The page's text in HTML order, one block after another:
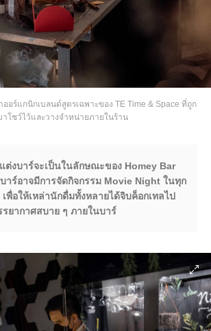
ร์แกนิกเบลนด์สูตรเฉพาะของ TE Time & Space ที่ถูก
โชว์ไว้และวางจำหน่ายภายในร้าน
ต่งบาร์จะเป็นในลักษณะของ Homey Bar
าร์อาจมีการจัดกิจกรรม Movie Night ในทุก
พื่อให้เหล่านักดื่มทั้งหลายได้จิบค็อกเทลไป
ยากาศสบาย ๆ ภายในบาร์